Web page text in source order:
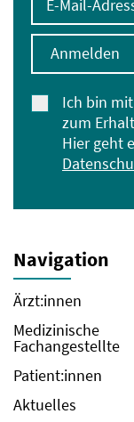
Ich bin
zum
Hier geht
Anmelden
Navigation
Ärzt:innen
Medizinische
Fachangestellte
Patient:innen
Aktuelles